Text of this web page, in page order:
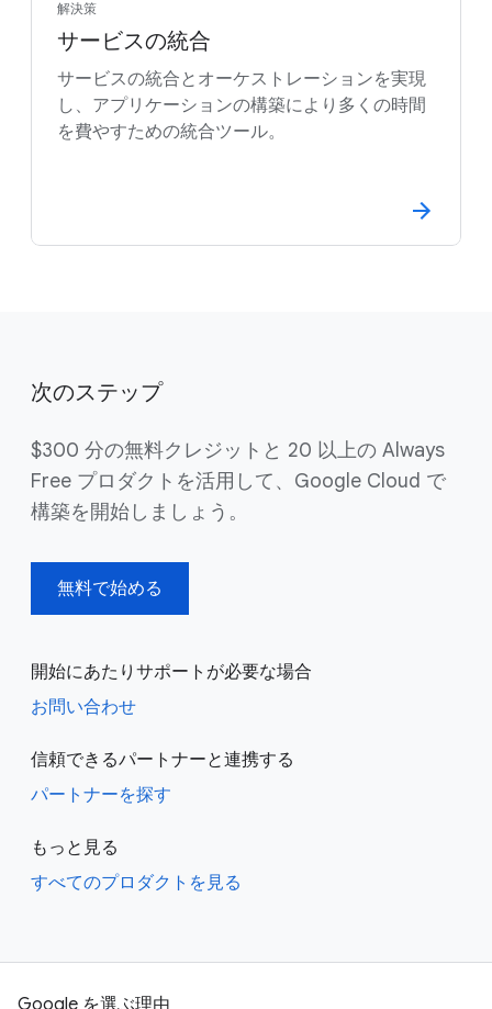
解決策
サービスの統合
サービスの統合とオーケストレーションを実現
し、アプリケーションの構築により多くの時間
を費やすための統合ツール。
次のステップ
$300 分の無料クレジットと 20 以上の Always
Free プロダクトを活用して、Google Cloud で
構築を開始しましょう。
無料で始める
開始にあたりサポートが必要な場合
お問い合わせ
信頼できるパートナーと連携する
パートナーを探す
もっと見る
すべてのプロダクトを見る
Google を選ぶ理由